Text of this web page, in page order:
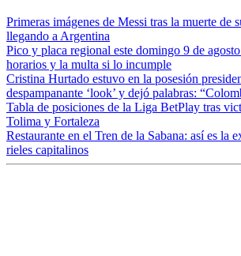
Primeras imágenes de Messi tras la muerte de
llegando a Argentina
Pico y placa regional este domingo 9 de
horarios y la multa si lo incumple
Cristina Hurtado estuvo en la posesión
despampanante ‘look’ y dejó palabras:
Tabla de posiciones de la Liga BetPlay tras
Tolima y Fortaleza
Restaurante en el Tren de la Sabana: así es la
rieles capitalinos